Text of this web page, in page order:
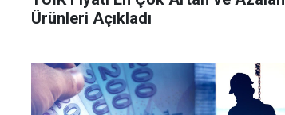
Ürünleri Açıkladı